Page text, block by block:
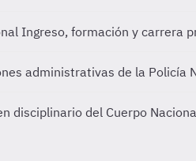
Ingreso, formación y carrera
administrativas de la Policía
disciplinario del Cuerpo